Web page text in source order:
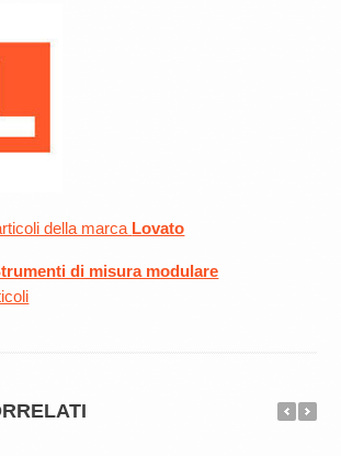
della marca Lovato
di misura modulare